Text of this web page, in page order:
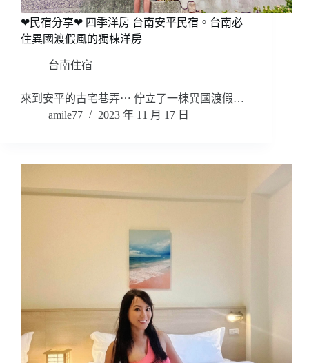
❤民宿分享❤ 四季洋房 台南安平民宿。台南必
住異國渡假風的獨棟洋房
台南住宿
來到安平的古宅巷弄⋯ 佇立了一棟異國渡假…
amile77
2023 年 11 月 17 日